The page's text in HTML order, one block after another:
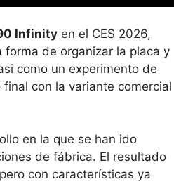
Infinity en el CES 2026,
de organizar la placa y
como un experimento de
con la variante comercial
en la que se han ido
de fábrica. El resultado
pero con características ya